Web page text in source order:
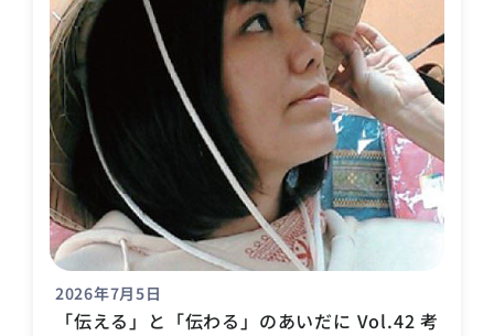
2026年7月5日
「伝える」と「伝わる」のあいだに Vol.42 考